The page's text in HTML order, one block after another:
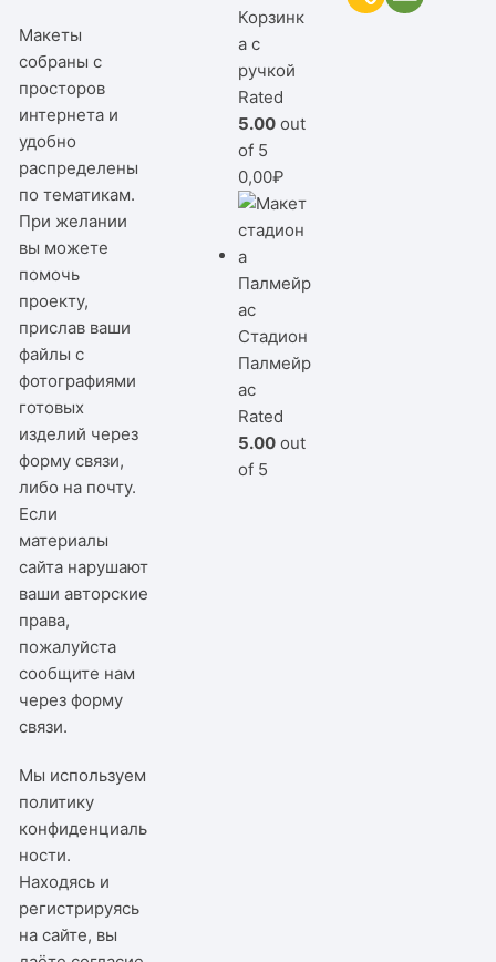
Макеты
собраны с
просторов
интернета и
удобно
распределены
по тематикам.
При желании
вы можете
помочь
проекту,
прислав ваши
файлы с
фотографиями
готовых
изделий через
форму связи,
либо на почту.
Если
материалы
сайта нарушают
ваши авторские
права,
пожалуйста
сообщите нам
черезформу
связи.
Мы используем
политику
конфиденциаль
ности.
Находясь и
регистрируясь
на сайте, вы
Корзинк
а с
ручкой
Rated
5.00 out
of 5
0,00₽
Стадион
Палмейр
ас
Rated
5.00 out
of 5